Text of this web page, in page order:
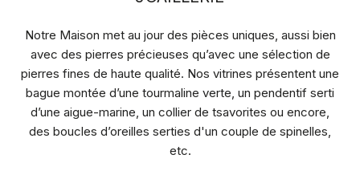
Notre Maison met au jour des pièces uniques, aussi bien
avec des pierres précieuses qu’avec une sélection de
pierres fines de haute qualité. Nos vitrines présentent une
bague montée d’une tourmaline verte, un pendentif serti
d’une aigue-marine, un collier de tsavorites ou encore,
des boucles d’oreilles serties d'un couple de spinelles,
etc.